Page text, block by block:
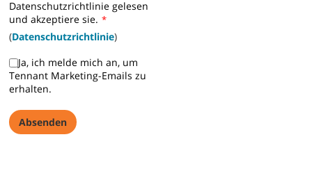
Datenschutzrichtlinie gelesen
und akzeptiere sie. *
(Datenschutzrichtlinie)
Ja, ich melde mich an, um
Tennant Marketing-Emails zu
erhalten.